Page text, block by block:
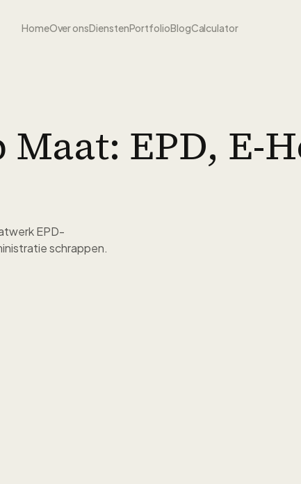
HomeOver onsDienstenPortfolioBlogCalculator
EPD, E-
EPD-
schrappen.